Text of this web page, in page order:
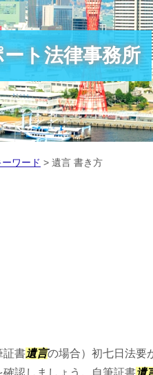
ト法律事務所
ワード > 遺言 書き方
証書遺言の場合）初七日法要
認しましょう。自筆証書遺